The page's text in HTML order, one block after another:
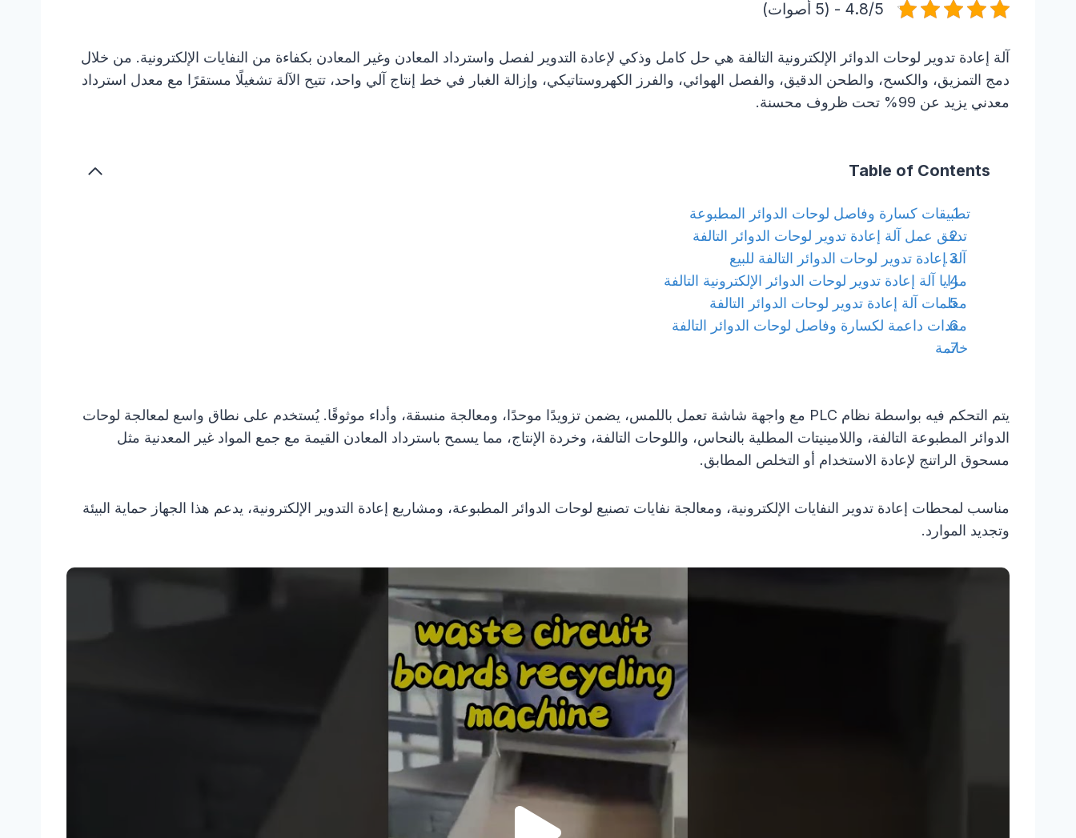
4.8/5 - (5 أصوات)
آلة إعادة تدوير لوحات الدوائر الإلكترونية التالفة هي حل كامل وذكي لإعادة التدوير لفصل واسترداد المعادن وغير المعادن بكفاءة من النفايات الإلكترونية. من خلال
دمج التمزيق، والكسح، والطحن الدقيق، والفصل الهوائي، والفرز الكهروستاتيكي، وإزالة الغبار في خط إنتاج آلي واحد، تتيح الآلة تشغيلًا مستقرًا مع معدل استرداد
معدني يزيد عن 99% تحت ظروف محسنة.
Table of Contents
تطبيقات كسارة وفاصل لوحات الدوائر المطبوعة
تدفق عمل آلة إعادة تدوير لوحات الدوائر التالفة
آلة إعادة تدوير لوحات الدوائر التالفة للبيع
مزايا آلة إعادة تدوير لوحات الدوائر الإلكترونية التالفة
معلمات آلة إعادة تدوير لوحات الدوائر التالفة
معدات داعمة لكسارة وفاصل لوحات الدوائر التالفة
خاتمة
يتم التحكم فيه بواسطة نظام PLC مع واجهة شاشة تعمل باللمس، يضمن تزويدًا موحدًا، ومعالجة منسقة، وأداء موثوقًا. يُستخدم على نطاق واسع لمعالجة لوحات
الدوائر المطبوعة التالفة، واللامينيتات المطلية بالنحاس، واللوحات التالفة، وخردة الإنتاج، مما يسمح باسترداد المعادن القيمة مع جمع المواد غير المعدنية مثل
مسحوق الراتنج لإعادة الاستخدام أو التخلص المطابق.
مناسب لمحطات إعادة تدوير النفايات الإلكترونية، ومعالجة نفايات تصنيع لوحات الدوائر المطبوعة، ومشاريع إعادة التدوير الإلكترونية، يدعم هذا الجهاز حماية البيئة
وتجديد الموارد.